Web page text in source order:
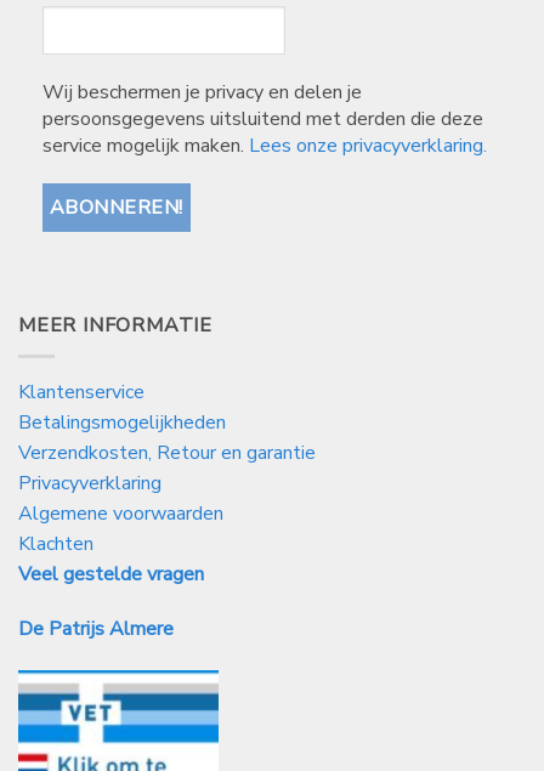
Wij beschermen je privacy en delen je
persoonsgegevens uitsluitend met derden die deze
service mogelijk maken. Lees onze privacyverklaring.
MEER INFORMATIE
Klantenservice
Betalingsmogelijkheden
Verzendkosten, Retour en garantie
Privacyverklaring
Algemene voorwaarden
Klachten
Veel gestelde vragen
De Patrijs Almere